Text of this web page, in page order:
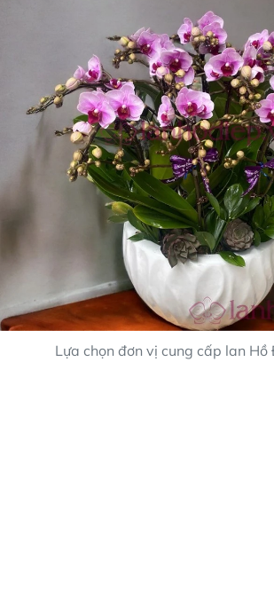
Lựa chọn đơn vị cung cấp lan